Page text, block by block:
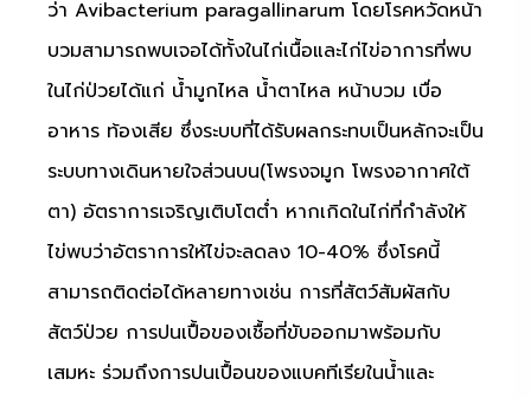
ว่า Avibacterium paragallinarum โดยโรคหวัดหน้า
บวมสามารถพบเจอได้ทั้งในไก่เนื้อและไก่ไข่อาการที่พบ
ในไก่ป่วยได้แก่ น้ำมูกไหล น้ำตาไหล หน้าบวม เบื่อ
อาหาร ท้องเสีย ซึ่งระบบที่ได้รับผลกระทบเป็นหลักจะเป็น
ระบบทางเดินหายใจส่วนบน(โพรงจมูก โพรงอากาศใต้
ตา) อัตราการเจริญเติบโตต่ำ หากเกิดในไก่ที่กำลังให้
ไข่พบว่าอัตราการให้ไข่จะลดลง 10-40% ซึ่งโรคนี้
สามารถติดต่อได้หลายทางเช่น การที่สัตว์สัมผัสกับ
สัตว์ป่วย การปนเปื้อของเชื้อที่ขับออกมาพร้อมกับ
เสมหะ ร่วมถึงการปนเปื้อนของแบคทีเรียในน้ำและ